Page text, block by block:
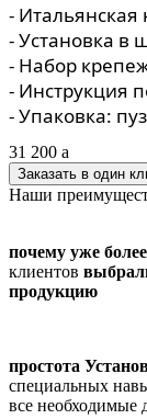
- Итальянская
- Установка в
- Набор
- Инструкция
- Упаковка:
31 200 a
Заказать в один
Наши
почему уже более
клиентов
продукцию
простота
специальных
все необходимые